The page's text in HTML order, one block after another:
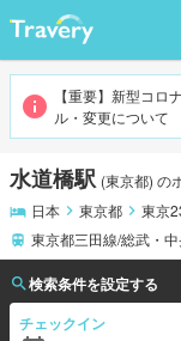
【重要】新型コロ
ル・変更について
水道橋駅 (東京都) の
日本
東京都 東京
東京都三田線/総武・
検索条件を設定する
チェックイン